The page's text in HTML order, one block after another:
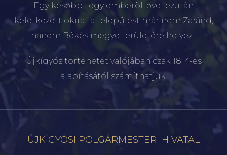
Egy későbbi, egy emberöltővel ezután
keletkezett okirat a települést már nem Zaránd,
hanem Békés megye területére helyezi.
Újkígyós történetét valójában csak 1814-es
alapításától számíthatjuk.
ÚJKÍGYÓSI POLGÁRMESTERI HIVATAL